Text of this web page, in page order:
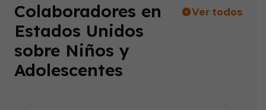
Colaboradores en
Estados Unidos
sobre Niños y
Adolescentes
Ver todos